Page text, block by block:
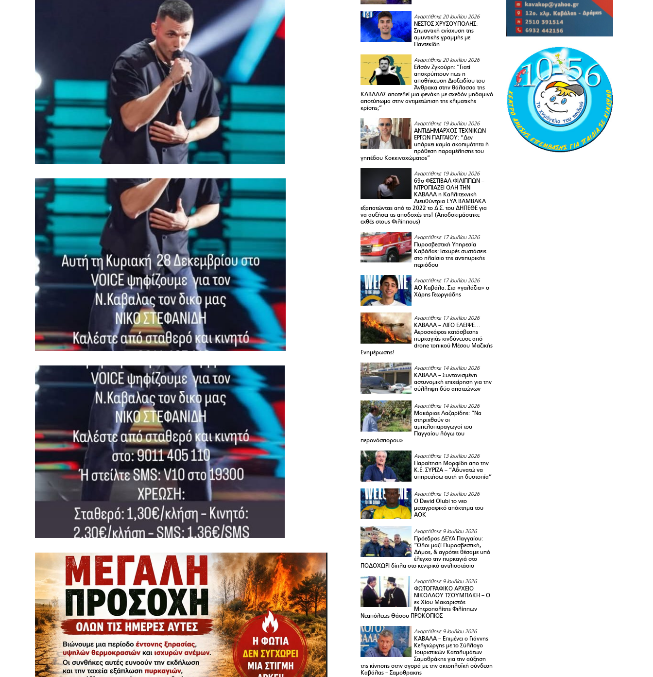
Αναρτήθηκε 20 Ιουλίου 2026
ΝΕΣΤΟΣ ΧΡΥΣΟΥΠΟΛΗΣ:
Σημαντική ενίσχυση της
αμυντικής γραμμής με
Παντεκίδη
Αναρτήθηκε 20 Ιουλίου 2026
Ελσόν Ζγκούρη: “Γιατί
αποκρύπτουν πως η
αποθήκευση Διοξειδίου του
Άνθρακα στην θάλασσα της
ΚΑΒΑΛΑΣ αποτελεί μια φενάκη με σχεδόν μηδαμινό
αποτύπωμα στην αντιμετώπιση της κλιματικής
κρίσης;”
Αναρτήθηκε 19 Ιουλίου 2026
ΑΝΤΙΔΗΜΑΡΧΟΣ ΤΕΧΝΙΚΩΝ
ΕΡΓΩΝ ΠΑΓΓΑΙΟΥ: “Δεν
υπάρχει καμία σκοπιμότητα ή
πρόθεση παραμέλησης του
γηπέδου Κοκκινοχώματος”
Αναρτήθηκε 19 Ιουλίου 2026
69ο ΦΕΣΤΙΒΑΛ ΦΙΛΙΠΠΩΝ –
ΝΤΡΟΠΙΑΖΕΙ ΟΛΗ ΤΗΝ
ΚΑΒΑΛΑ η Καλλιτεχνική
Διευθύντρια ΕΥΑ ΒΑΜΒΑΚΑ
εξαπατώντας από το 2022 το Δ.Σ. του ΔΗΠΕΘΕ για
να αυξήσει τις αποδοχές της! (Αποδοκιμάστηκε
εχθές στους Φιλίππους)
Αναρτήθηκε 17 Ιουλίου 2026
Πυροσβεστική Υπηρεσία
Καβάλας: Ισχυρές συστάσεις
στο πλαίσιο της αντιπυρικής
περιόδου
Αναρτήθηκε 17 Ιουλίου 2026
ΑΟ Καβάλα: Στα «γαλάζια» ο
Χάρης Γεωργιάδης
Αναρτήθηκε 17 Ιουλίου 2026
ΚΑΒΑΛΑ – ΛΙΓΟ ΕΛΕΙΨΕ…
Αεροσκάφος κατάσβεσης
πυρκαγιάς κινδύνευσε από
drone τοπικού Μέσου Μαζικής
Ενημέρωσης!
Αναρτήθηκε 14 Ιουλίου 2026
ΚΑΒΑΛΑ – Συντονισμένη
αστυνομική επιχείρηση για την
σύλληψη δύο απατεώνων
Αναρτήθηκε 14 Ιουλίου 2026
Μακάριος Λαζαρίδης: “Να
στηριχθούν οι
αμπελοπαραγωγοί του
Παγγαίου λόγω του
περονόσπορου»
Αναρτήθηκε 13 Ιουλίου 2026
Παραίτηση Μορφίδη απο την
Κ.Ε. ΣΥΡΙΖΑ – “Αδυνατώ να
υπηρετήσω αυτή τη δυστοπία”
Αναρτήθηκε 13 Ιουλίου 2026
Ο David Olubi το νεο
μεταγραφικό απόκτημα του
ΑΟΚ
Αναρτήθηκε 9 Ιουλίου 2026
Πρόεδρος ΔΕΥΑ Παγγαίου:
“Όλοι μαζί Πυροσβεστική,
Δήμος, & αγρότες θέσαμε υπό
έλεγχο την πυρκαγιά στο
ΠΟΔΟΧΩΡΙ δίπλα στο κεντρικό αντλιοστάσιο
Αναρτήθηκε 9 Ιουλίου 2026
ΦΩΤΟΓΡΑΦΙΚΟ ΑΡΧΕΙΟ
ΝΙΚΟΛΑΟΥ ΤΣΟΥΜΠΑΚΗ – Ο
εκ Χίου Μακαριστός
Μητροπολίτης Φιλίππων
Νεαπόλεως Θάσου ΠΡΟΚΟΠΙΟΣ
Αναρτήθηκε 9 Ιουλίου 2026
ΚΑΒΑΛΑ – Επιμένει ο Γιάννης
Κελγιώργης με το Σύλλογο
Τουριστικών Καταλυμάτων
Σαμοθράκης για την αύξηση
της κίνησης στην αγορά με την ακτοπλοϊκή σύνδεση
Καβάλας – Σαμοθρακης